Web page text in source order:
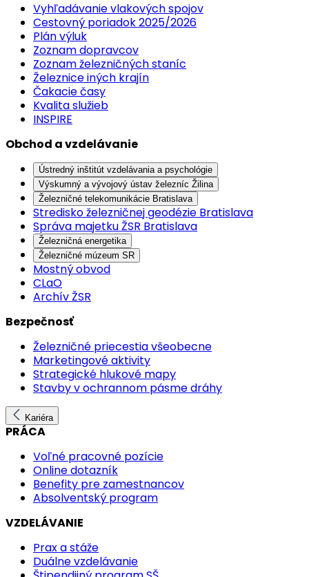
Vyhľadávanie vlakových spojov
Cestovný poriadok 2025/2026
Plán výluk
Zoznam dopravcov
Zoznam železničných staníc
Železnice iných krajín
Čakacie časy
Kvalita služieb
INSPIRE
Obchod a vzdelávanie
Ústredný inštitút vzdelávania a psychológie
Výskumný a vývojový ústav železníc Žilina
Železničné telekomunikácie Bratislava
Stredisko železničnej geodézie Bratislava
Správa majetku ŽSR Bratislava
Železničná energetika
Železničné múzeum SR
Mostný obvod
CLaO
Archív ŽSR
Bezpečnosť
Železničné priecestia všeobecne
Marketingové aktivity
Strategické hlukové mapy
Stavby v ochrannom pásme dráhy
Kariéra
PRÁCA
Voľné pracovné pozície
Online dotazník
Benefity pre zamestnancov
Absolventský program
VZDELÁVANIE
Prax a stáže
Duálne vzdelávanie